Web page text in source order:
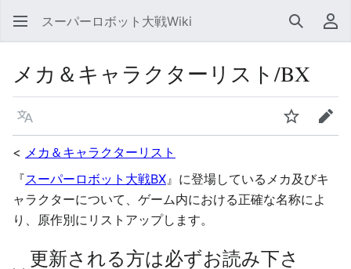
スーパーロボット大戦Wiki 検索 利
メカ＆キャラクターリスト/BX
言語 ウォッチ編集
< メカ＆キャラクターリスト
『スーパーロボット大戦BX』に登場しているメカ及びキ
ャラクターについて、ゲーム内における正確な名称によ
り、原作別にリストアップします。
更新される方は必ずお読み下さ